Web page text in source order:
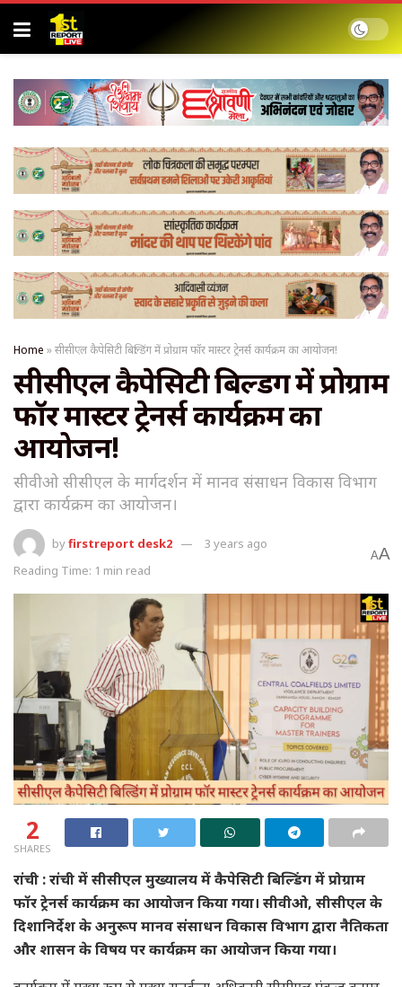
Home »सीसीएल कैपेसिटी बिल्डिंग में प्रोग्राम फॉर मास्टर ट्रेनर्स कार्यक्रम का आयोजन!
सीसीएल कैपेसिटी बिल्डिंग में प्रोग्राम
फॉर मास्टर ट्रेनर्स कार्यक्रम का
आयोजन!
सीवीओ सीसीएल के मार्गदर्शन में मानव संसाधन विकास विभाग
द्वारा कार्यक्रम का आयोजन।
byfirstreport desk2
3 years ago
Reading Time: 1 min read
AA
2
SHARES
रांची : रांची में सीसीएल मुख्यालय में कैपेसिटी बिल्डिंग में प्रोग्राम
फॉर ट्रेनर्स कार्यक्रम का आयोजन किया गया। सीवीओ, सीसीएल के
दिशानिर्देश के अनुरूप मानव संसाधन विकास विभाग द्वारा नैतिकता
और शासन के विषय पर कार्यक्रम का आयोजन किया गया।